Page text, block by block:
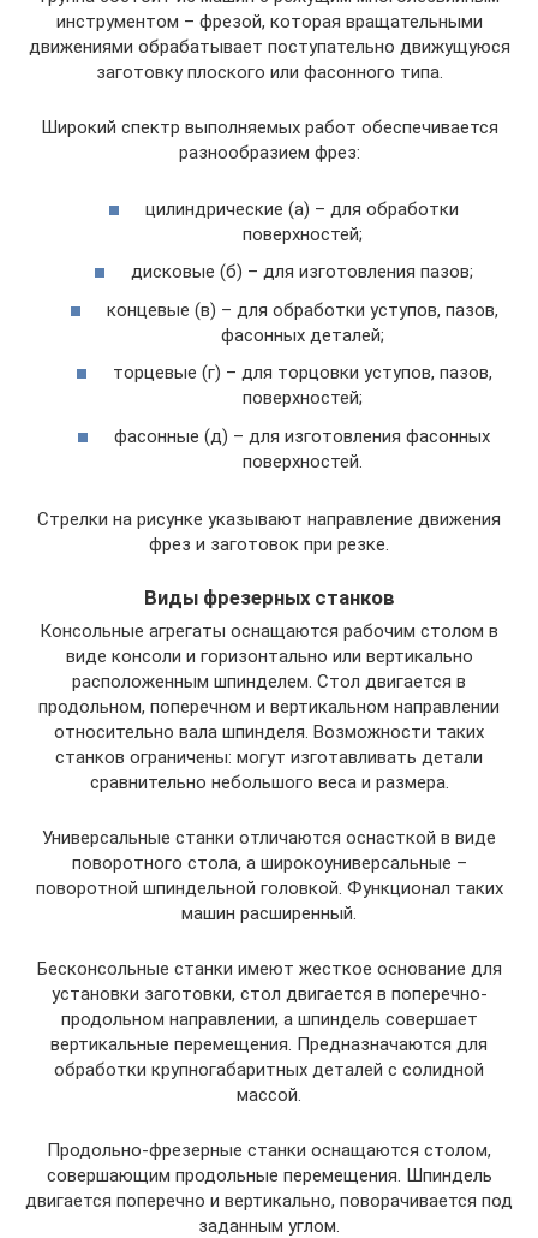
инструментом – фрезой, которая вращательными
движениями обрабатывает поступательно движущуюся
заготовку плоского или фасонного типа.
Широкий спектр выполняемых работ обеспечивается
разнообразием фрез:
цилиндрические (а) – для обработки
поверхностей;
дисковые (б) – для изготовления пазов;
концевые (в) – для обработки уступов, пазов,
фасонных деталей;
торцевые (г) – для торцовки уступов, пазов,
поверхностей;
фасонные (д) – для изготовления фасонных
поверхностей.
Стрелки на рисунке указывают направление движения
фрез и заготовок при резке.
Виды фрезерных станков
Консольные агрегаты оснащаются рабочим столом в
виде консоли и горизонтально или вертикально
расположенным шпинделем. Стол двигается в
продольном, поперечном и вертикальном направлении
относительно вала шпинделя. Возможности таких
станков ограничены: могут изготавливать детали
сравнительно небольшого веса и размера.
Универсальные станки отличаются оснасткой в виде
поворотного стола, а широкоуниверсальные –
поворотной шпиндельной головкой. Функционал таких
машин расширенный.
Бесконсольные станки имеют жесткое основание для
установки заготовки, стол двигается в поперечно-
продольном направлении, а шпиндель совершает
вертикальные перемещения. Предназначаются для
обработки крупногабаритных деталей с солидной
массой.
Продольно-фрезерные станки оснащаются столом,
совершающим продольные перемещения. Шпиндель
двигается поперечно и вертикально, поворачивается под
заданным углом.